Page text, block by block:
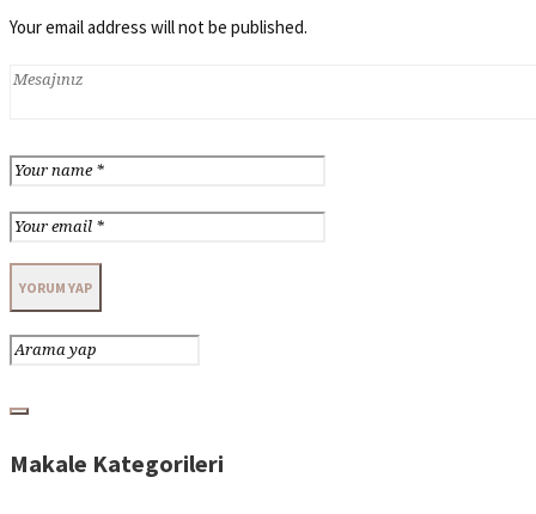
Your email address will not be published.
Makale Kategorileri